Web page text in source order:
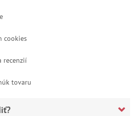
cookies
recenzií
tovaru